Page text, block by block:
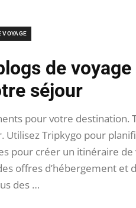
VOYAGE
de
séjour
pour votre destination.
Tripkygo pour
pour créer un itinéraire de
offres d’hébergement et
des …